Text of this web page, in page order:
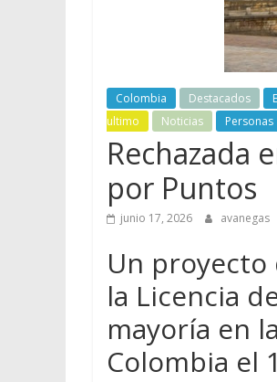
Colombia Destacados
ultimo
Noticias Personas
Rechazada
por Puntos
junio 17, 2026 avanegas
Un
la Licencia
mayoría en
Colombia el